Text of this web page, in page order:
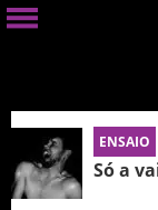
ENSAIO
Só a